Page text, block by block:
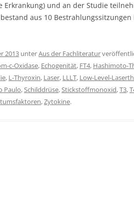
Erkrankung) und an der Studie
aus 10
2013 unterAus der Fachliteratur
c-Oxidase, Echogenität, FT4, Hashimoto-
, L-Thyroxin, Laser, LLLT, Low-Level-
Paulo,Schilddrüse,Stickstoffmonoxid,T3,
,Zytokine.